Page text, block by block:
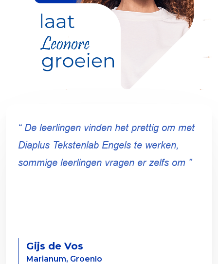
“ De leerlingen vinden het prettig om met
Diaplus Tekstenlab Engels te werken,
sommige leerlingen vragen er zelfs om ”
Gijs de Vos
Marianum, Groenlo